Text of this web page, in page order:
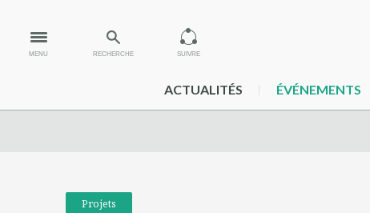
MENU RECHERCHE SUIVRE
ACTUALITÉS ÉVÉNEMENTS
Projets